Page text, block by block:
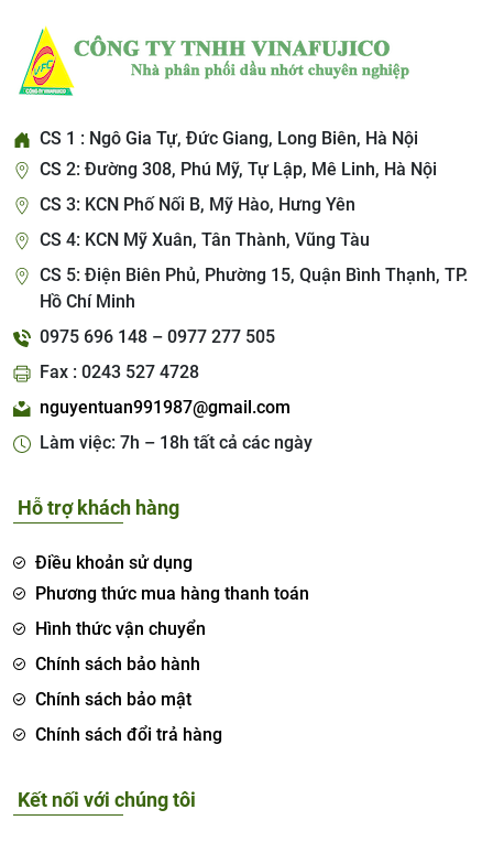
CS 1 : Ngô Gia Tự, Đức Giang, Long Biên, Hà Nội
CS 2: Đường 308, Phú Mỹ, Tự Lập, Mê Linh, Hà Nội
CS 3: KCN Phố Nối B, Mỹ Hào, Hưng Yên
CS 4: KCN Mỹ Xuân, Tân Thành, Vũng Tàu
CS 5: Điện Biên Phủ, Phường 15, Quận Bình Thạnh, TP.
Hồ Chí Minh
0975 696 148 – 0977 277 505
Fax : 0243 527 4728
nguyentuan991987@gmail.com
Làm việc: 7h – 18h tất cả các ngày
Hỗ trợ khách hàng
Điều khoản sử dụng
Phương thức mua hàng thanh toán
Hình thức vận chuyển
Chính sách bảo hành
Chính sách bảo mật
Chính sách đổi trả hàng
Kết nối với chúng tôi